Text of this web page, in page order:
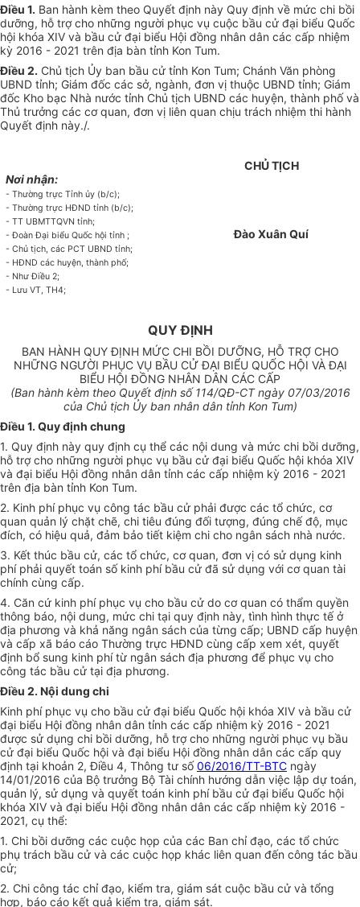
Điều 1. Ban hành kèm theo Quyết định này Quy định về mức chi bồi
dưỡng, hỗ trợ cho những người phục vụ cuộc bầu cử đại biểu Quốc
hội khóa XIV và bầu cử đại biểu Hội đồng nhân dân các cấp nhiệm
kỳ 2016 - 2021 trên địa bàn tỉnh Kon Tum.
Điều 2. Chủ tịch Ủy ban bầu cử tỉnh Kon Tum; Chánh Văn phòng
UBND tỉnh; Giám đốc các sở, ngành, đơn vị thuộc UBND tỉnh; Giám
đốc Kho bạc Nhà nước tỉnh Chủ tịch UBND các huyện, thành phốvà
Thủ trưởng các cơ quan, đơn vị liên quan chịu trách nhiệm thi hành
Quyết định này./.
Nơi nhận:
- Thường trựcTỉnh ủy (b/c);
- Thường trực HĐND tỉnh (b/c);
- TT UBMTTQVN tỉnh;
- Đoàn Đại biểu Quốc hội tỉnh ;
- Chủ tịch, các PCT UBND tỉnh;
- HĐND các huyện, thành phố;
- Như Điều 2;
- Lưu VT, TH4;
CHỦ TỊCH
Đào Xuân Quí
QUY ĐỊNH
BAN HÀNH QUY ĐỊNH MỨC CHI BỒI DƯỠNG, HỖ TRỢ CHO
NHỮNG NGƯỜI PHỤC VỤ BẦU CỬ ĐẠI BIỂU QUỐC HỘI VÀ ĐẠI
BIỂU HỘI ĐỒNG NHÂN DÂN CÁC CẤP
(Ban hành kèm theo Quyết định số114/QĐ-CT ngày 07/03/2016
của Chủ tịch Ủy ban nhân dân tỉnh Kon Tum)
Điều 1. Quy định chung
1. Quy định này quy định cụ thể các nội dung và mức chi bồi dưỡng,
hỗ trợ cho những người phục vụ bầu cử đại biểu Quốc hội khóa XIV
và đại biểu Hội đồng nhân dân tỉnh các cấp nhiệm kỳ 2016 - 2021
trên địa bàn tỉnh Kon Tum.
2. Kinh phí phục vụ công tác bầu cử phải được các tổ chức, cơ
quan quản lý chặt chẽ, chi tiêu đúng đối tượng, đúng chếđộ, mục
đích, có hiệu quả, đảm bảo tiết kiệm chi cho ngân sách nhà nước.
3. Kết thúc bầu cử, các tổ chức, cơ quan, đơn vị có sử dụng kinh
phí phải quyết toán số kinh phí bầu cử đã sử dụng với cơ quan tài
chính cùng cấp.
4. Căn cứ kinh phí phục vụ cho bầu cử do cơ quan có thẩm quyền
thông báo, nội dung, mức chi tại quy định này, tình hình thực tế ở
địa phương và khả năng ngân sách của từng cấp; UBND cấp huyện
và cấp xã báo cáo Thường trực HĐND cùng cấp xem xét, quyết
định bổ sung kinh phí từ ngân sách địa phương để phục vụ cho
công tác bầu cử tại địa phương.
Điều 2. Nội dung chi
Kinh phí phục vụ cho bầu cử đại biểu Quốc hội khóa XIV và bầu cử
đại biểu Hội đồng nhân dân tỉnh các cấp nhiệm kỳ 2016 - 2021
được sử dụng chi bồi dưỡng, hỗ trợ cho những người phục vụ bầu
cử đại biểu Quốc hội và đại biểu Hội đồng nhân dân các cấp quy
định tại khoản 2, Điều 4, Thông tư số06/2016/TT-BTC ngày
14/01/2016 của Bộ trưởng Bộ Tài chính hướng dẫn việc lập dự toán,
quản lý, sử dụng và quyết toán kinh phí bầu cử đại biểu Quốc hội
khóa XIV và đại biểu Hội đồng nhân dân các cấp nhiệm kỳ 2016 -
2021, cụ thể:
1. Chi bồi dưỡng các cuộc họp của các Ban chỉđạo, các tổ chức
phụ trách bầu cử và các cuộc họp khác liên quan đến công tác bầu
cử;
2. Chi công tác chỉ đạo, kiểm tra, giám sát cuộc bầu cử và tổng
hợp, báo cáo kết quả kiểm tra, giám sát.